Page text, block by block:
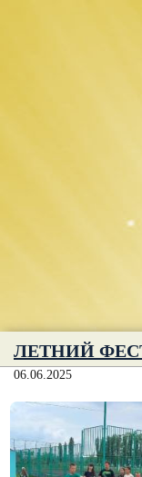
ЛЕТНИЙ
06.06.2025